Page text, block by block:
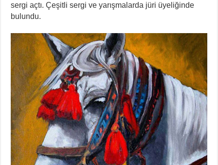
sergi açtı. Çeşitli sergi ve yarışmalarda jüri üyeliğinde
bulundu.